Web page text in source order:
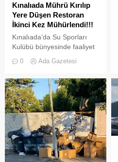
Kınalıada Mührü Kırılıp
Yere Düşen Restoran
İkinci Kez Mühürlendi!!!
Kınalıada’da Su Sporları
Kulübü bünyesinde faaliyet
ruhsat usulsüzlüğü ve adres
Adalar Belediyesi tarafından
mühürlendi.
0 Ada Gazetesi